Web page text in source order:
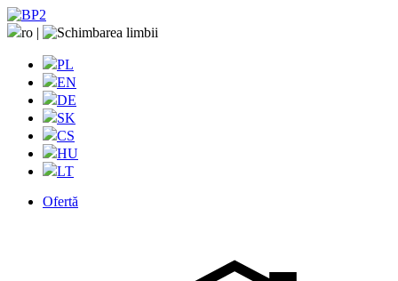
ro |
PL
EN
DE
SK
CS
HU
LT
Ofertă